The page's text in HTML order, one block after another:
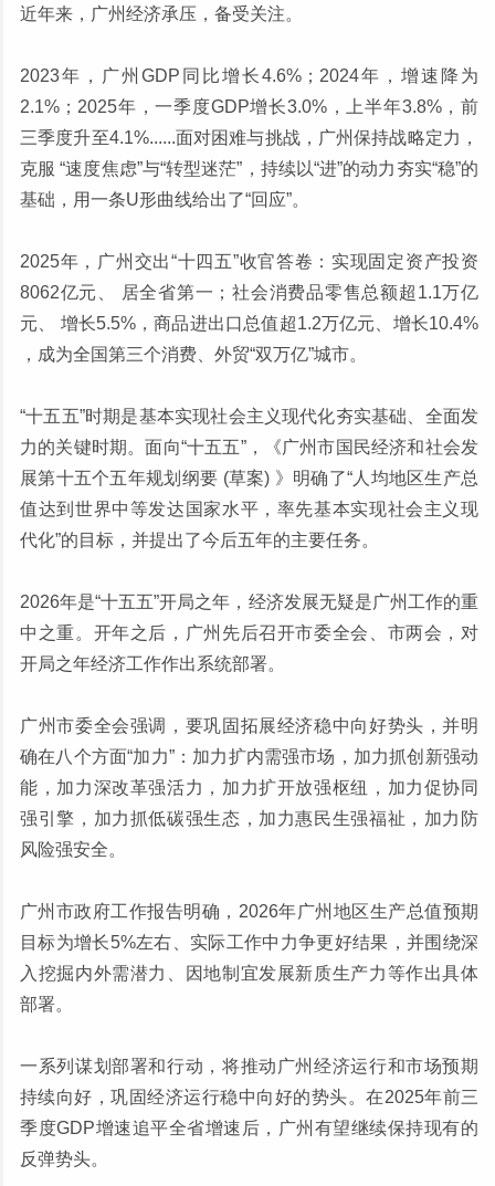
近年来，广州经济承压，备受关注。
2023年，广州GDP同比增长4.6%；2024年，增速降为
2.1%；2025年，一季度GDP增长3.0%，上半年3.8%，前
三季度升至4.1%......面对困难与挑战，广州保持战略定力，
克服 “速度焦虑”与“转型迷茫”，持续以“进”的动力夯实“稳”的
基础，用一条U形曲线给出了“回应”。
2025年，广州交出“十四五”收官答卷：实现固定资产投资
8062亿元、 居全省第一；社会消费品零售总额超1.1万亿
元、 增长5.5%，商品进出口总值超1.2万亿元、增长10.4%
，成为全国第三个消费、外贸“双万亿”城市。
“十五五”时期是基本实现社会主义现代化夯实基础、全面发
力的关键时期。面向“十五五”，《广州市国民经济和社会发
展第十五个五年规划纲要 (草案) 》明确了“人均地区生产总
值达到世界中等发达国家水平，率先基本实现社会主义现
代化”的目标，并提出了今后五年的主要任务。
2026年是“十五五”开局之年，经济发展无疑是广州工作的重
中之重。开年之后，广州先后召开市委全会、市两会，对
开局之年经济工作作出系统部署。
广州市委全会强调，要巩固拓展经济稳中向好势头，并明
确在八个方面“加力”：加力扩内需强市场，加力抓创新强动
能，加力深改革强活力，加力扩开放强枢纽，加力促协同
强引擎，加力抓低碳强生态，加力惠民生强福祉，加力防
风险强安全。
广州市政府工作报告明确，2026年广州地区生产总值预期
目标为增长5%左右、实际工作中力争更好结果，并围绕深
入挖掘内外需潜力、因地制宜发展新质生产力等作出具体
部署。
一系列谋划部署和行动，将推动广州经济运行和市场预期
持续向好，巩固经济运行稳中向好的势头。在2025年前三
季度GDP增速追平全省增速后，广州有望继续保持现有的
反弹势头。